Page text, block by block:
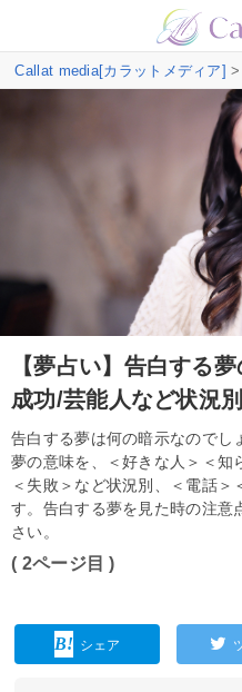
Callat media[カラットメディア] >
【夢占い】告白する
成功/芸能人など状況別
告白する夢は何の暗示なのでし
夢の意味を、＜好きな人＞＜知
＜失敗＞など状況別、＜電話＞
す。告白する夢を見た時の注意
さい。
( 2ページ目 )
シェア